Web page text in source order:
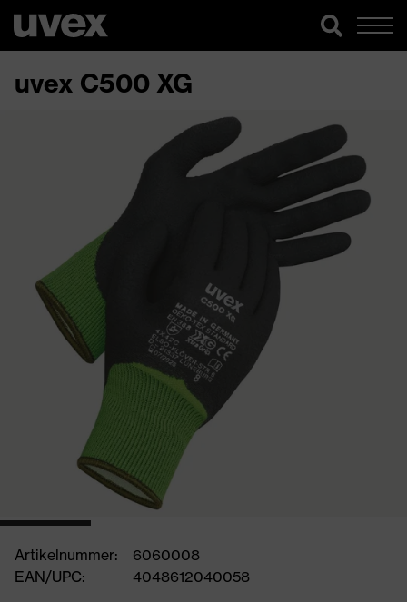
uvex C500 XG
Artikelnummer:
6060008
EAN/UPC:
4048612040058